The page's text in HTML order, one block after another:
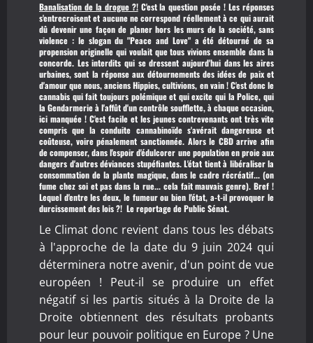
Banalisation de la drogue ?!C'est la question posée ! Les réponses
s'entrecroisent et aucune ne correspond réellement à ce qui aurait
dû devenir une façon de planer hors les murs de la société, sans
violence : le slogan du "Peace and Love" a été détourné de sa
propension originelle qui voulait que tous vivions ensemble dans la
concorde. Les interdits qui se dressent aujourd'hui dans les aires
urbaines, sont la réponse aux détournements des idées de paix et
d'amour que nous, anciens Hippies, cultivions, en vain ! C'est donc le
cannabis qui fait toujours polémique et qui excite qui la Police, qui
la Gendarmerie à l'affût d'un contrôle soufflette, à chaque occasion,
ici manquée ! C'est facile et les jeunes contrevenants ont très vite
compris que la conduite cannabinoïde s'avérait dangereuse et
coûteuse, voire pénalement sanctionnée. Alors le CBD arrive afin
de compenser, dans l'espoir d'édulcorer une population en proie aux
dangers d'autres déviances stupéfiantes. L'état tient à libéraliser la
consommation de la plante magique, dans le cadre récréatif... (on
fume chez soi et pas dans la rue... cela fait mauvais genre). Bref !
Lequel d'entre les deux, le fumeur ou bien l'état, a-t-il provoquer le
durcissement des lois ?! Le reportage de Public Sénat.
Le Climat donc revient dans tous les débats
à l'approche de la date du 9 juin 2024 qui
déterminera notre avenir, d'un point de vue
européen ! Peut-il se produire un effet
négatif si les partis situés à la Droite de la
Droite obtiennent des résultats probants
pour leur pouvoir politique en Europe ? Une